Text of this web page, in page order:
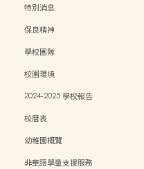
特別消息
保良精神
學校團隊
校園環境
2024-2025 學校報告
校曆表
幼稚園概覽
非華語學童支援服務